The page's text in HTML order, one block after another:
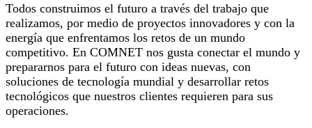
Todos construimos el futuro a través del trabajo que
realizamos, por medio de proyectos innovadores y con la
energía que enfrentamos los retos de un mundo
competitivo. En COMNET nos gusta conectar el mundo y
prepararnos para el futuro con ideas nuevas, con
soluciones de tecnología mundial y desarrollar retos
tecnológicos que nuestros clientes requieren para sus
operaciones.